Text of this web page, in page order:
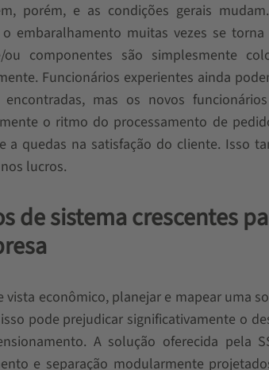
porém, e as condições gerais
embaralhamento muitas vezes se
ou componentes são simplesmente
Funcionários experientes ainda
mas os novos
o ritmo do processamento de
a quedas na satisfação do cliente. Isso
lucros.
de sistema crescentes
vista econômico, planejar e mapear uma
pode prejudicar significativamente o
A solução oferecida pela
e separação modularmente